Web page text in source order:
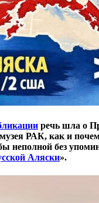
речь шла о
РАК, как и
неполной без
Аляски».